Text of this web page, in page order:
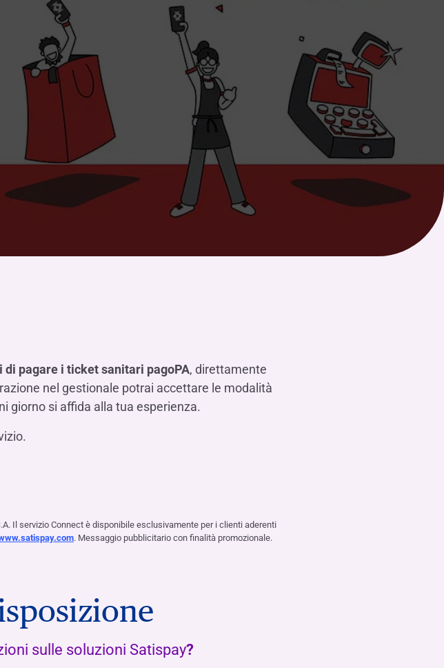
di pagare i ticket sanitari pagoPA, direttamente
nel gestionale potrai accettare le modalità
giorno si affida alla tua esperienza.
Il servizio Connect è disponibile esclusivamente per i clienti aderenti
. Messaggio pubblicitario con finalità promozionale.
sulle soluzioni Satispay?